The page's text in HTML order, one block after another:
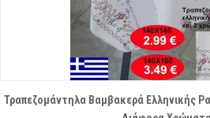
Τραπεζομάντηλα Βαμβακερά Ελληνικής